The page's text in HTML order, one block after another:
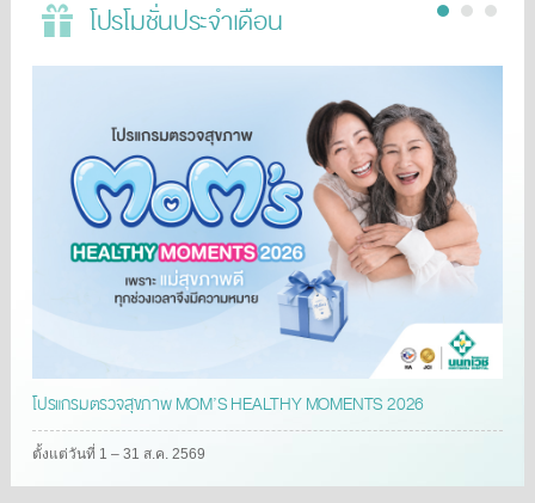
โปรโมชั่นประจำเดือน
โปรแกรมตรวจสุขภาพ MOM’S HEALTHY MOMENTS 2026
ตั้งแต่วันที่ 1 – 31 ส.ค. 2569